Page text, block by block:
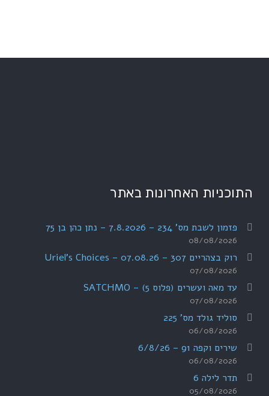
התוכניות האחרונות באתר
פזמון לשבת מס' 234 – 7.8.2026 – נתן כהן בן 75
08/08/2026
רוק בצהריים 307 – 07.08.26 – Uriel's Choices
07/08/2026
עד מאה ועשרים (פלוס 5) – SATCHMO
07/08/2026
סוליד גולד מס' 225
06/08/2026
שירים וקפה 91 – 6/8/26
06/08/2026
תדר לילה 6
05/08/2026